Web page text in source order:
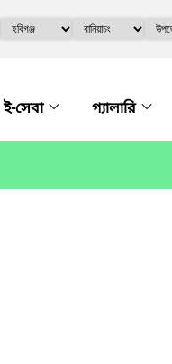
ই-সেবা গ্যালারি